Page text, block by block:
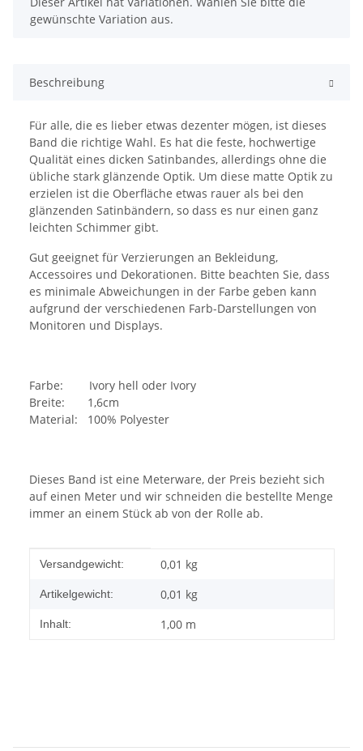
gewünschte Variation aus.
Beschreibung
Für alle, die es lieber etwas dezenter mögen, ist dieses
Band die richtige Wahl. Es hat die feste, hochwertige
Qualität eines dicken Satinbandes, allerdings ohne die
übliche stark glänzende Optik. Um diese matte Optik zu
erzielen ist die Oberfläche etwas rauer als bei den
glänzenden Satinbändern, so dass es nur einen ganz
leichten Schimmer gibt.
Gut geeignet für Verzierungen an Bekleidung,
Accessoires und Dekorationen. Bitte beachten Sie, dass
es minimale Abweichungen in der Farbe geben kann
aufgrund der verschiedenen Farb-Darstellungen von
Monitoren und Displays.
Farbe: Ivory hell oder Ivory
Breite: 1,6cm
Material: 100% Polyester
Dieses Band ist eine Meterware, der Preis bezieht sich
auf einen Meter und wir schneiden die bestellte Menge
immer an einem Stück ab von der Rolle ab.
Produkteigenschaft
Wert
Versandgewicht: 0,01 kg
Artikelgewicht: 0,01 kg
Inhalt: 1,00 m